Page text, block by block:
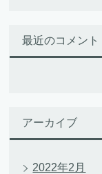
最近のコメント
アーカイブ
2022年2月